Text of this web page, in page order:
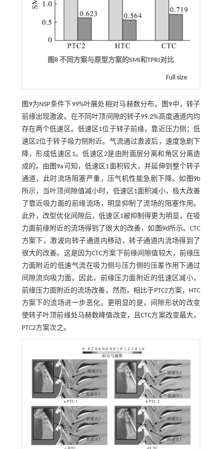
图8 不同方案与原型方案的SMI和TPRI 对比
Full size
图9为NSP条件下99%叶展处相对马赫数分布。 图9中，转子
前缘出现激波。在不同叶顶间隙的转子99.2%高度通道内均
存在两个低速区。低速区1位于转子前缘，靠近压力侧；低
速区2位于转子吸力侧附近。气流通过激波后，速度急剧下
降，形成低速区1。低速区2是由附面层分离和角区分离造
成的。由 图9a可知，低速区1面积较大，并延伸到整个转子
通道，此时流场阻塞严重，压气机性能急剧下降。如 图9b
所示，当叶顶间隙值减小时，低速区1面积减小，极大改善
了靠近吸力面的前缘流场，明显抑制了流场的阻塞作用。
此外，改型优化间隙后，低速区1被抑制得更为明显，在吸
力面前缘附近的流场得到了很大的改善，如 图9d所示。CTC
方案下，激波向转子通道内移动，转子通道内流场得到了
很大的改善。这是因为CTC方案下前缘间隙值较大，前缘压
力面附近的低速气流在吸力侧与压力侧的压差作用下通过
间隙流向吸力面。因此，前缘压力面附近的低速区减小，
前缘压力面附近的流场改善。然而，相比于PTC2方案，HTC
方案下的流场进一步恶化。更明显的是，间隙形状的改变
使转子叶顶前缘处马赫数峰值改变，且CTC方案改变最大，
PTC2方案次之。